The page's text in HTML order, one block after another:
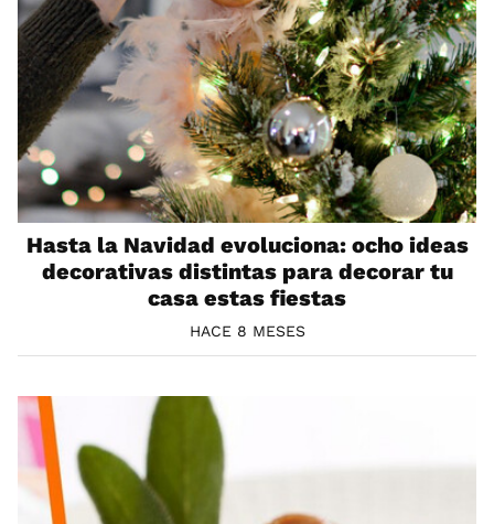
Hasta la Navidad evoluciona: ocho ideas
decorativas distintas para decorar tu
casa estas fiestas
HACE 8 MESES